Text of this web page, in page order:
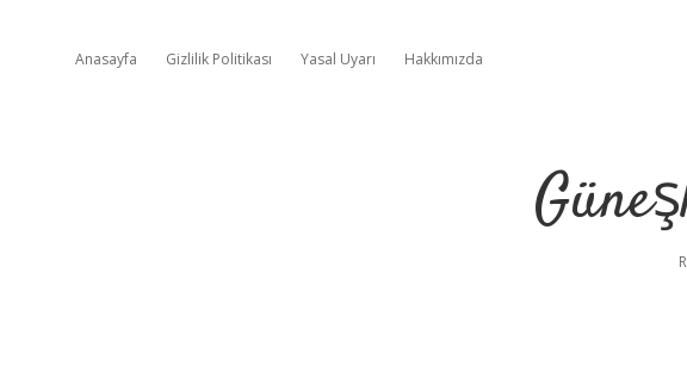
Anasayfa Gizlilik Politikası Yasal Uyarı Hakkımızda